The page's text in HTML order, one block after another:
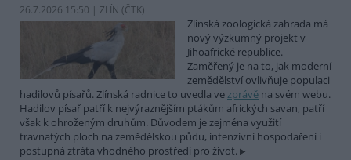
26.7.2026 15:50 | ZLÍN (ČTK)
Zlínská zoologická zahrada má
nový výzkumný projekt v
Jihoafrické republice.
Zaměřený je na to, jak moderní
zemědělství ovlivňuje populaci
hadilovů písařů. Zlínská radnice to uvedla vezprávě na svém webu.
Hadilov písař patří k nejvýraznějším ptákům afrických savan, patří
však k ohroženým druhům. Důvodem je zejména využití
travnatých ploch na zemědělskou půdu, intenzivní hospodaření i
postupná ztráta vhodného prostředí pro život.